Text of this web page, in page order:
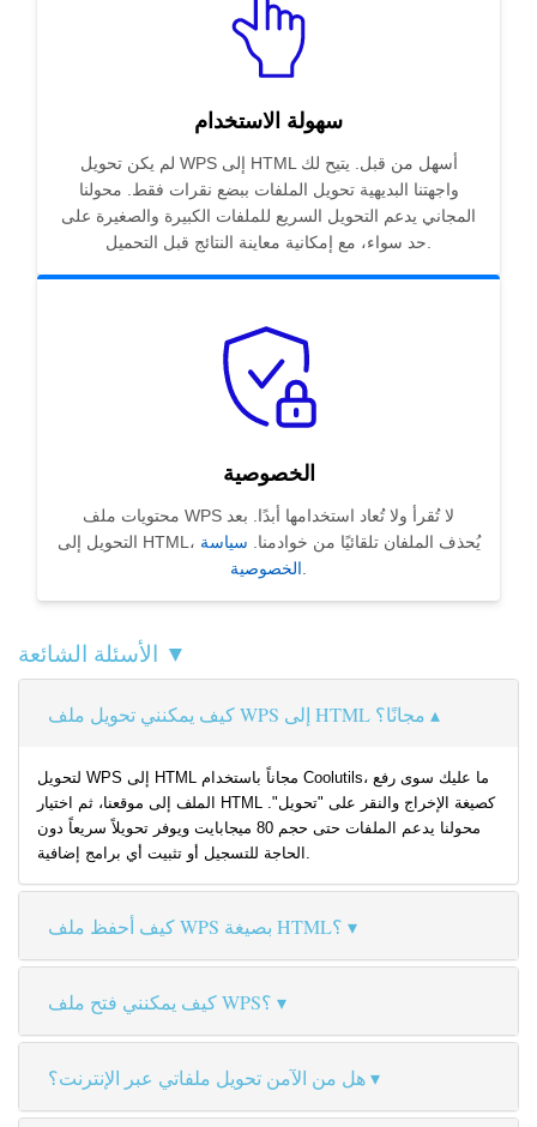
سهولة الاستخدام
لم يكن تحويل WPS إلى HTML أسهل من قبل. يتيح لك
واجهتنا البديهية تحويل الملفات ببضع نقرات فقط. محولنا
المجاني يدعم التحويل السريع للملفات الكبيرة والصغيرة على
حد سواء، مع إمكانية معاينة النتائج قبل التحميل.
الخصوصية
محتويات ملف WPS لا تُقرأ ولا تُعاد استخدامها أبدًا. بعد
التحويل إلى HTML، يُحذف الملفان تلقائيًا من خوادمنا. سياسة
الخصوصية.
الأسئلة الشائعة ▼
كيف يمكنني تحويل ملف WPS إلى HTML مجانًا؟
لتحويل WPS إلى HTML مجاناً باستخدام Coolutils، ما عليك سوى رفع
الملف إلى موقعنا، ثم اختيار HTML كصيغة الإخراج والنقر على "تحويل".
محولنا يدعم الملفات حتى حجم 80 ميجابايت ويوفر تحويلاً سريعاً دون
الحاجة للتسجيل أو تثبيت أي برامج إضافية.
كيف أحفظ ملف WPS بصيغة HTML؟
كيف يمكنني فتح ملف WPS؟
هل من الآمن تحويل ملفاتي عبر الإنترنت؟